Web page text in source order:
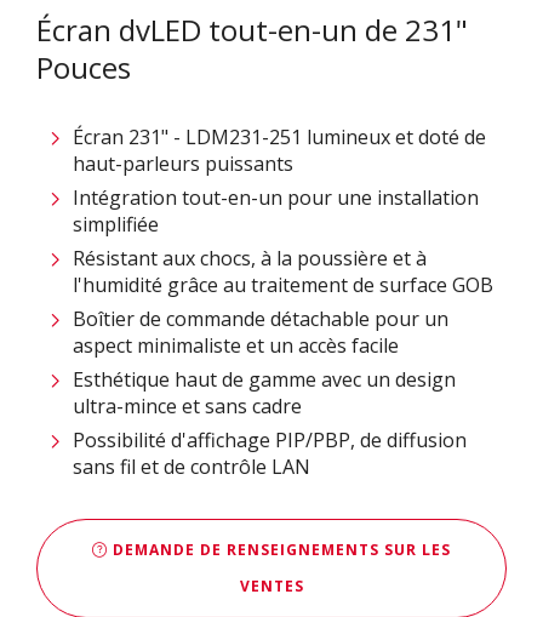
Écran dvLED tout-en-un de 231"
Pouces
Écran 231" - LDM231-251 lumineux et doté de
haut-parleurs puissants
Intégration tout-en-un pour une installation
simplifiée
Résistant aux chocs, à la poussière et à
l'humidité grâce au traitement de surface GOB
Boîtier de commande détachable pour un
aspect minimaliste et un accès facile
Esthétique haut de gamme avec un design
ultra-mince et sans cadre
Possibilité d'affichage PIP/PBP, de diffusion
sans fil et de contrôle LAN
DEMANDE DE RENSEIGNEMENTS SUR LES
VENTES